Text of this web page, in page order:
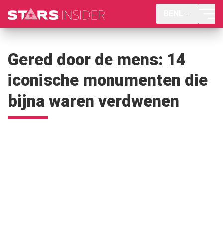
Gered door de mens: 14
iconische monumenten die
bijna waren verdwenen